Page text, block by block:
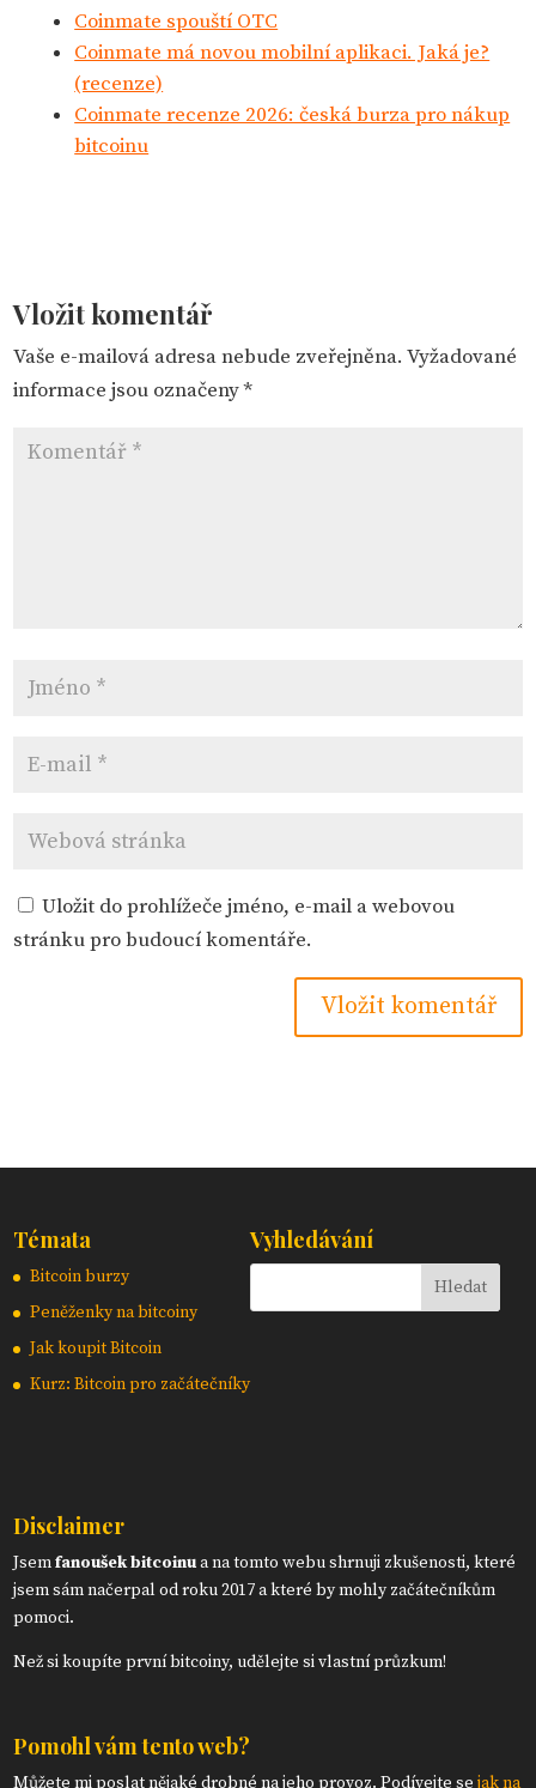
Coinmate spouští OTC
Coinmate má novou mobilní aplikaci. Jaká je?
(recenze)
Coinmate recenze 2026: česká burza pro nákup
bitcoinu
Vložit komentář
Vaše e-mailová adresa nebude zveřejněna. Vyžadované
informace jsou označeny*
Uložit do prohlížeče jméno, e-mail a webovou
stránku pro budoucí komentáře.
Témata
Bitcoin burzy
Peněženky na bitcoiny
Jak koupit Bitcoin
Kurz: Bitcoin pro začátečníky
Vyhledávání
Disclaimer
Jsemfanoušek bitcoinua na tomto webu shrnuji zkušenosti, které
jsem sám načerpal od roku 2017 a které by mohly začátečníkům
pomoci.
Než si koupíte první bitcoiny, udělejte si vlastní průzkum!
Pomohl vám tento web?
Můžete mi poslat nějaké drobné na jeho provoz. Podívejte sejak na